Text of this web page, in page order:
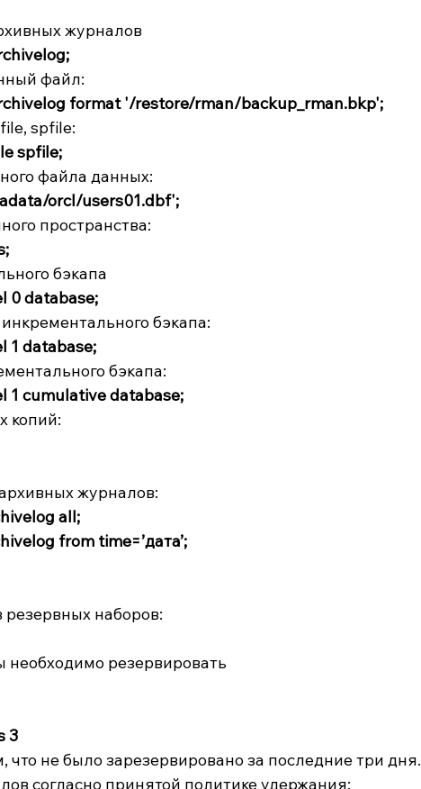
журналов
файл:
format '/restore/rman/backup_rman.bkp';
spfile:
spfile;
файла данных:
orcl/users01.dbf';
пространства:
бэкапа
0 database;
бэкапа:
1 database;
бэкапа:
1 cumulative database;
копий:
журналов:
all;
from time=’дата’;
резервных наборов:
резервировать
3
не было зарезервировано за последние три дня.
согласно принятой политике удержания: